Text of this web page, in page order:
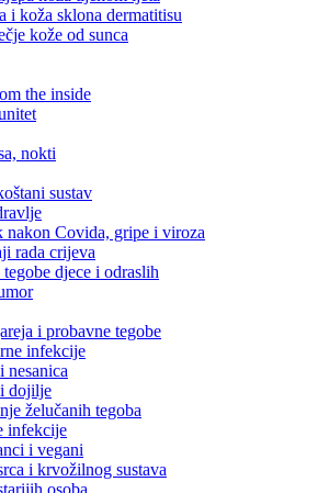
i koža sklona dermatitisu
kože od sunca
the inside
nokti
sustav
nakon Covida, gripe i viroza
rada crijeva
djece i odraslih
i probavne tegobe
infekcije
nesanica
dojilje
želučanih tegoba
infekcije
i vegani
i krvožilnog sustava
osoba